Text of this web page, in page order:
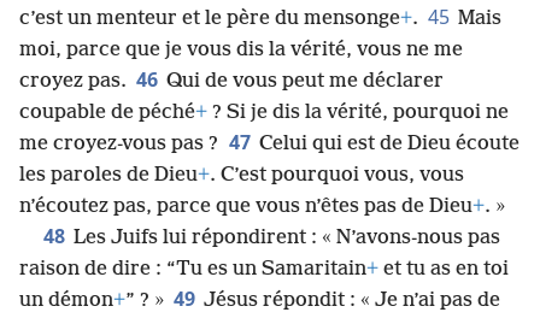
c’est un menteur et le père du mensonge+. 45 Mais
moi, parce que je vous dis la vérité, vous ne me
croyez pas. 46 Qui de vous peut me déclarer
coupable de péché+ ? Si je dis la vérité, pourquoi ne
me croyez-vous pas ? 47 Celui qui est de Dieu écoute
les paroles de Dieu+. C’est pourquoi vous, vous
n’écoutez pas, parce que vous n’êtes pas de Dieu+. »
48 Les Juifs lui répondirent : « N’avons-nous pas
raison de dire : “Tu es un Samaritain+ et tu as en toi
un démon+” ? » 49 Jésus répondit : « Je n’ai pas de